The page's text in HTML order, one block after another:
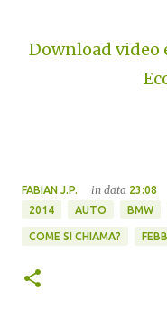
Download video
FABIAN J.P. in data 23:08
2014
AUTO BMW
COME SI CHIAMA?